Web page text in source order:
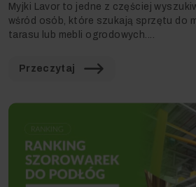
Myjki Lavor to jedne z częściej
wśród osób, które szukają sprzętu do
tarasu lub mebli ogrodowych....
Przeczytaj